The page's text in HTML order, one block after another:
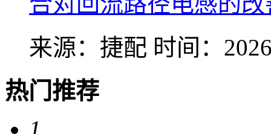
来源：捷配 时间：
热门推荐